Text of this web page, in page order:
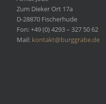
Zum Dieker Ort 17a
D-28870 Fischerhude
Fon: +49 (0) 4293 – 327 50 62
Mail: kontakt@burggrabe.de